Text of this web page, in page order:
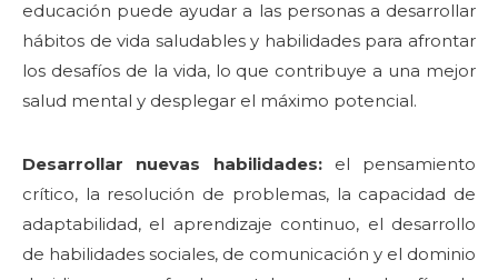
educación puede ayudar a las personas a desarrollar
hábitos de vida saludables y habilidades para afrontar
los desafíos de la vida, lo que contribuye a una mejor
salud mental y desplegar el máximo potencial.
Desarrollar nuevas habilidades:el pensamiento
crítico, la resolución de problemas, la capacidad de
adaptabilidad, el aprendizaje continuo, el desarrollo
de habilidades sociales, de comunicación y el dominio